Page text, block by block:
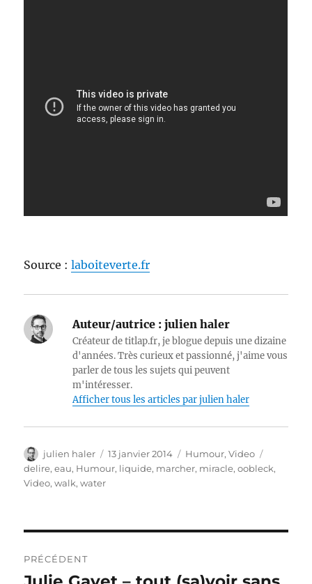
Source :laboiteverte.fr
Auteur/autrice : julien haler
Créateur de titlap.fr, je blogue depuis une dizaine
d'années. Très curieux et passionné, j'aime vous
parler de tous les sujets qui peuvent
m'intéresser.
Afficher tous les articles par julien haler
Auteur
julien haler
Publié
le
13 janvier 2014 Catégories
Humour,Video
delire,eau, Humour, liquide, marcher, miracle,oobleck,
Video,walk,water
de
PRÉCÉDENT
Publication